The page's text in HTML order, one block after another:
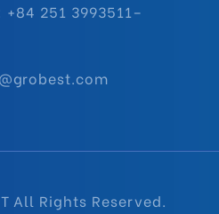
251 3993511–
All Rights Reserved.